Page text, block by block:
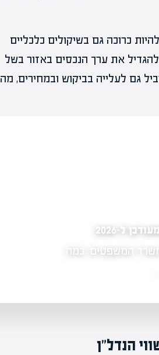
כרוכה גם בשיקולים כלכליים
להגדיל את ערך הנכסים באזור בשל
גם לעלייה בביקוש ובמחירים, מה
ל-2026
משרד המשפטים. כמה
הנדל"ן